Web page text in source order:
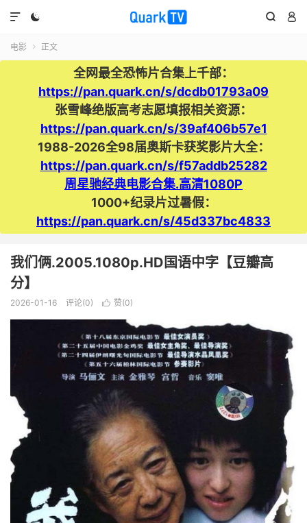
  

电影  正文
全网最全恐怖片合集上千部：
https://pan.quark.cn/s/dcdb01793a09
张雪峰绝版高考志愿填报相关资源：
https://pan.quark.cn/s/39af406b57e1
1988-2026全98届奥斯卡获奖影片大全：
https://pan.quark.cn/s/f57addb25282
周星驰经典电影合集.高清1080P
1000+纪录片过暑假：
https://pan.quark.cn/s/45d337bc4833
我们俩.2005.1080p.HD国语中字【豆瓣高
分】
2026-01-16 评论(0)  赞(0)